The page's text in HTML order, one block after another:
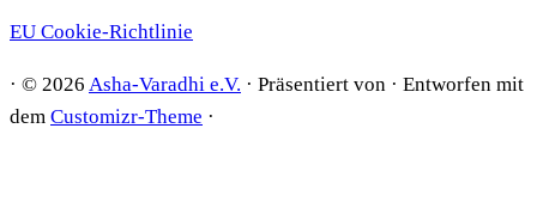
EU Cookie-Richtlinie
· © 2026 Asha-Varadhi e.V. · Präsentiert von · Entworfen mit
dem Customizr-Theme ·